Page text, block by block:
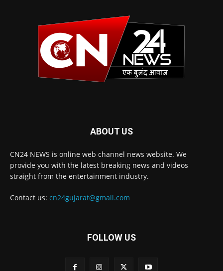
ABOUT US
CN24 NEWS is online web channel news website. We
provide you with the latest breaking news and videos
straight from the entertainment industry.
Contact us: cn24gujarat@gmail.com
FOLLOW US